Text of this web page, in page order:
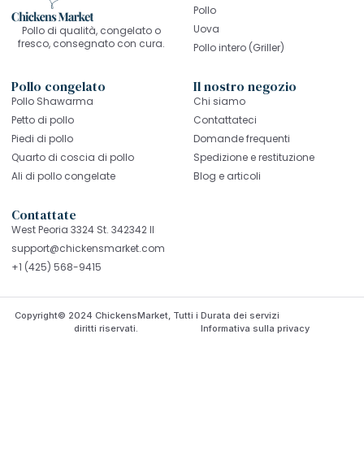
Pollo di qualità, congelato o
fresco, consegnato con cura.
Pollo
Uova
Pollo intero (Griller)
Pollo congelato
Pollo Shawarma
Petto di pollo
Piedi di pollo
Quarto di coscia di pollo
Ali di pollo congelate
Il nostro negozio
Chi siamo
Contattateci
Domande frequenti
Spedizione e restituzione
Blog e articoli
Contattate
West Peoria 3324 St. 342342 Il
support@chickensmarket.com
+1 (425) 568-9415
Copyright© 2024 ChickensMarket, Tutti i
diritti riservati.
Durata dei servizi
Informativa sulla privacy